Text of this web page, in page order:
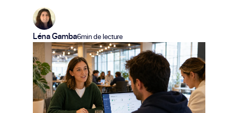
Léna Gamba6min de lecture